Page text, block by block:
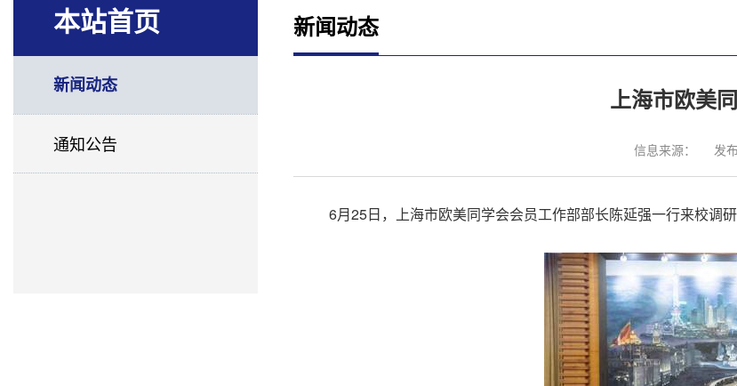
本站首页
新闻动态
通知公告
新闻动态
上海市欧美
信息来源： 发
6月 25 日，上海市欧美同学会会员工作部部长陈延强一行来校调